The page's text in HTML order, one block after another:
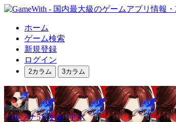
ホーム
ゲーム検索
新規登録
ログイン
2カラム 3カラム
ペルソナ5X攻略｜P5X